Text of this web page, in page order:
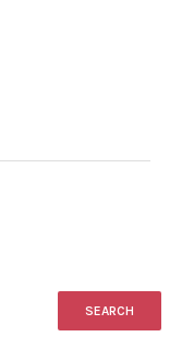
SEARCH